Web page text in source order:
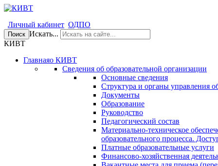
Личный кабинет ОДПО
Поиск Искать...
КИВТ
Главнаяо КИВТ
Сведения об образовательной организации
Основные сведения
Структура и органы управления
Документы
Образование
Руководство
Педагогический состав
Материально-техническое
образовательного процесса.
Платные образовательные услуги
Финансово-хозяйственная